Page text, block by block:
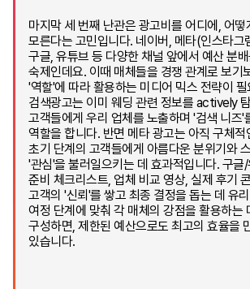
마지막 세 번째 난관은 광고비를 어디에, 어떻
모른다는 고민입니다. 네이버, 메타(인스타그
구글, 유튜브 등 다양한 채널 앞에서 예산 분
숙제인데요. 이때 매체들을 경쟁 관계로 보기
'역할'에 따라 활용하는 미디어 믹스 전략이 필
검색광고는 이미 웨딩 관련 정보를 actively
고객들에게 우리 업체를 노출하며 '검색 니즈'
역할을 합니다. 반면 메타 광고는 아직 구체적
초기 단계의 고객들에게 아름다운 분위기와
'관심'을 불러일으키는 데 효과적입니다. 구글
준비 체크리스트, 업체 비교 영상, 실제 후기
고객의 '신뢰'를 쌓고 최종 결정을 돕는 데 유
여정 단계에 맞춰 각 매체의 강점을 활용하는
구성하면, 제한된 예산으로도 최고의 효율을
있습니다.